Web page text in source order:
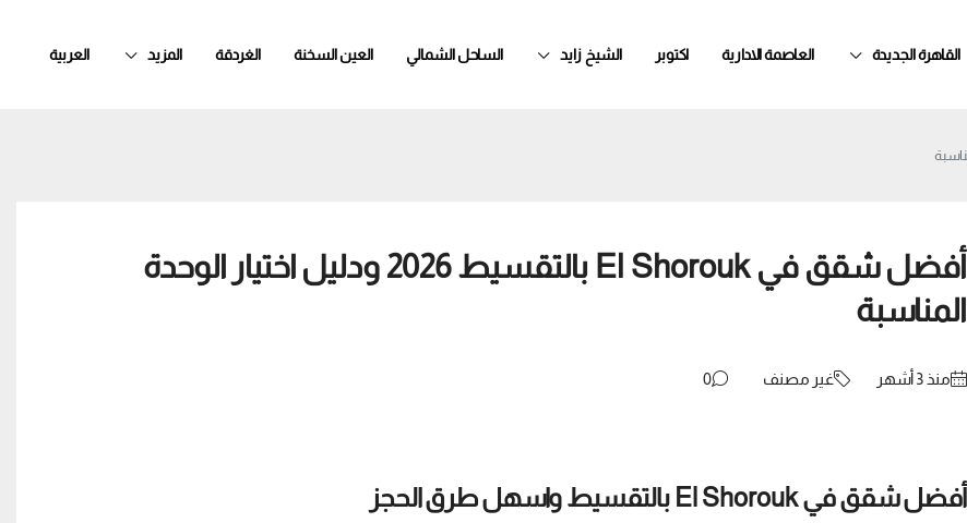
القاهرة الجديدة العاصمة الادارية اكتوبر الشيخ زايد الساحل الشمالي العين السخنة الغردقة المزيد العربية
أفضل شقق في El Shorouk بالتقسيط 2026 ودليل اختيار الوحدة
المناسبة
منذ ‏3 أشهر غير مصنف 0
أفضل شقق في El Shorouk بالتقسيط واسهل طرق الحجز